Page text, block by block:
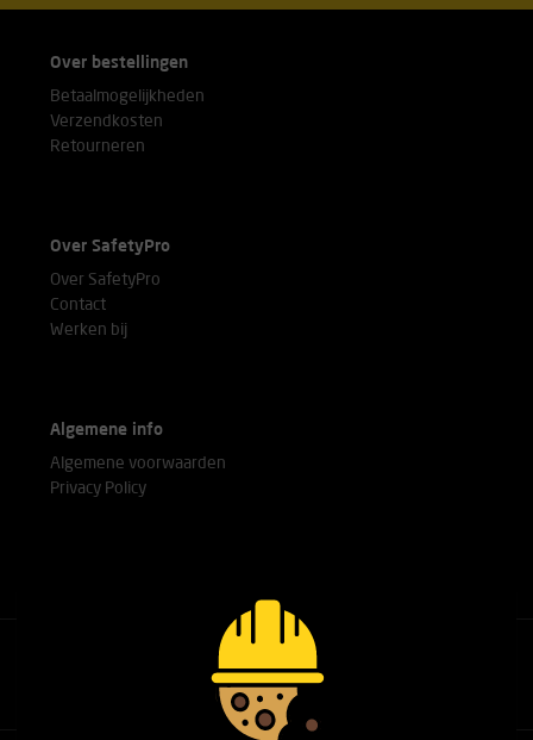
Over bestellingen
Betaalmogelijkheden
Verzendkosten
Retourneren
Over SafetyPro
Over SafetyPro
Contact
Werken bij
Algemene info
Algemene voorwaarden
Privacy Policy
Bel met onze experts
+31(0)76 751 25 18